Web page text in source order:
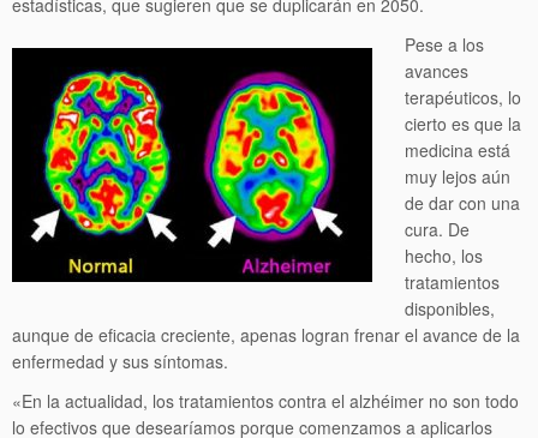
Pese a los
avances
terapéuticos, lo
cierto es que la
medicina está
muy lejos aún
de dar con una
cura. De
hecho, los
tratamientos
disponibles,
aunque de eficacia creciente, apenas logran frenar el avance de la
enfermedad y sus síntomas.
«En la actualidad, los tratamientos contra el alzhéimer no son todo
lo efectivos que desearíamos porque comenzamos a aplicarlos